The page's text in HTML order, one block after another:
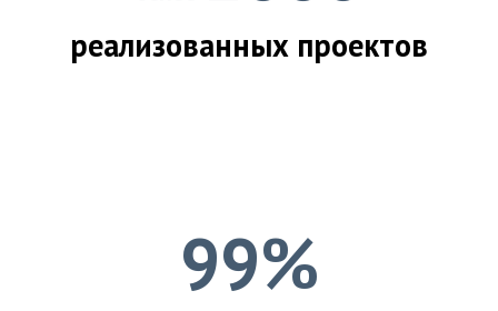
реализованных проектов
99%